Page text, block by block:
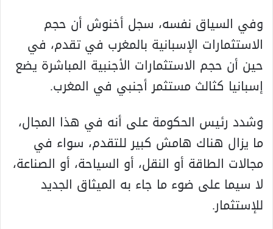
وفي السياق نفسه، سجل أخنوش أن حجم
الاستثمارات الإسبانية بالمغرب في تقدم، في
حين أن حجم الاستثمارات الأجنبية المباشرة يضع
إسبانيا كثالث مستثمر أجنبي في المغرب.
وشدد رئيس الحكومة على أنه في هذا المجال،
ما يزال هناك هامش كبير للتقدم، سواء في
مجالات الطاقة أو النقل، أو السياحة، أو الصناعة،
لا سيما على ضوء ما جاء به الميثاق الجديد
للإستثمار.